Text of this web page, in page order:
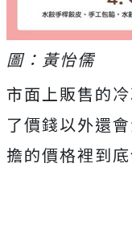
圖：黃怡儒
市面上販售的
了價錢以外還
擔的價格裡到